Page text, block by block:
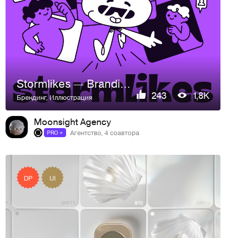
Stormlikes — Branding, Mascots, Web Design
Брендинг,Иллюстрация 243 1,8K
Moonsight Agency
PRO + Агентство, 4 соавтора
DP UI